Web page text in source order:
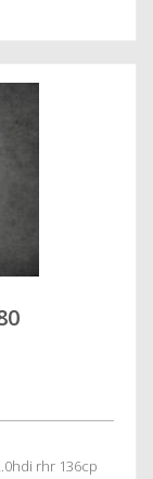
rhr 136cp